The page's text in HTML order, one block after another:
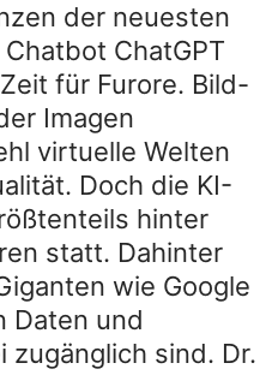
der neuesten
ChatGPT
für Furore. Bild-
Imagen
virtuelle Welten
Doch die KI-
hinter
statt. Dahinter
wie Google
Daten und
sind. Dr.